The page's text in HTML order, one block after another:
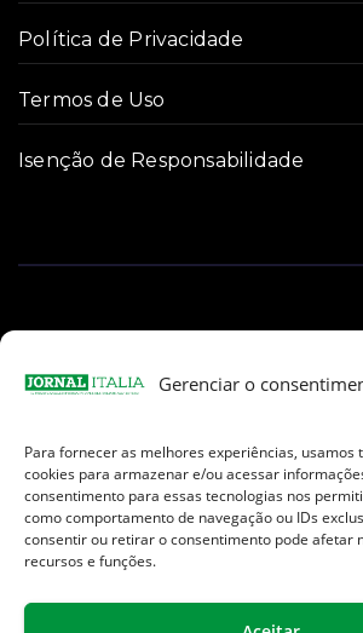
Gerenciar o
Para fornecer as melhores experiências, usamos
cookies para armazenar e/ou acessar
consentimento para essas tecnologias nos
como comportamento de navegação ou IDs
consentir ou retirar o consentimento pode afetar
recursos e funções.
Política de Privacidade
Termos de Uso
Isenção de Responsabilidade
Facebook
Instagram
TikTok